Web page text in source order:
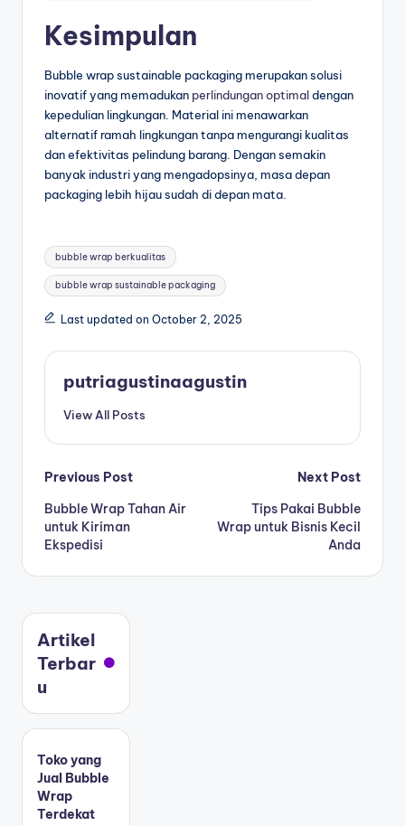
Kesimpulan
Bubble wrap sustainable packaging merupakan solusi
inovatif yang memadukan perlindungan optimaldengan
kepedulian lingkungan. Material ini menawarkan
alternatif ramah lingkungan tanpa mengurangi kualitas
dan efektivitas pelindung barang. Dengan semakin
banyak industri yang mengadopsinya, masa depan
packaging lebih hijau sudah di depan mata.
bubble wrap berkualitas
bubble wrap sustainable packaging
Last updated on October 2, 2025
putriagustinaagustin
View All Posts
Previous Post
Bubble Wrap Tahan Air
untuk Kiriman
Ekspedisi
Next Post
Tips Pakai Bubble
Wrap untuk Bisnis Kecil
Anda
Artikel
Terbar
u
Toko yang
Jual Bubble
Wrap
Terdekat